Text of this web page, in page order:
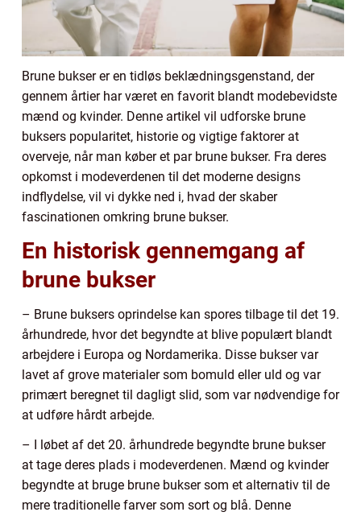
Brune bukser er en tidløs beklædningsgenstand, der
gennem årtier har været en favorit blandt modebevidste
mænd og kvinder. Denne artikel vil udforske brune
buksers popularitet, historie og vigtige faktorer at
overveje, når man køber et par brune bukser. Fra deres
opkomst i modeverdenen til det moderne designs
indflydelse, vil vi dykke ned i, hvad der skaber
fascinationen omkring brune bukser.
En historisk gennemgang af
brune bukser
– Brune buksers oprindelse kan spores tilbage til det 19.
århundrede, hvor det begyndte at blive populært blandt
arbejdere i Europa og Nordamerika. Disse bukser var
lavet af grove materialer som bomuld eller uld og var
primært beregnet til dagligt slid, som var nødvendige for
at udføre hårdt arbejde.
– I løbet af det 20. århundrede begyndte brune bukser
at tage deres plads i modeverdenen. Mænd og kvinder
begyndte at bruge brune bukser som et alternativ til de
mere traditionelle farver som sort og blå. Denne